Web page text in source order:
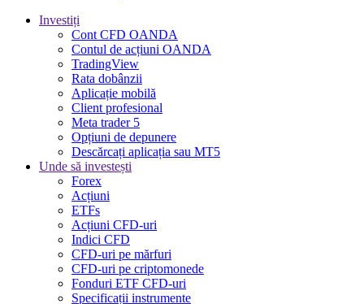
Investiți
Cont CFD OANDA
Contul de acțiuni OANDA
TradingView
Rata dobânzii
Aplicație mobilă
Client profesional
Meta trader 5
Opțiuni de depunere
Descărcați aplicația sau MT5
Unde să investești
Forex
Acțiuni
ETFs
Acțiuni CFD-uri
Indici CFD
CFD-uri pe mărfuri
CFD-uri pe criptomonede
Fonduri ETF CFD-uri
Specificații instrumente